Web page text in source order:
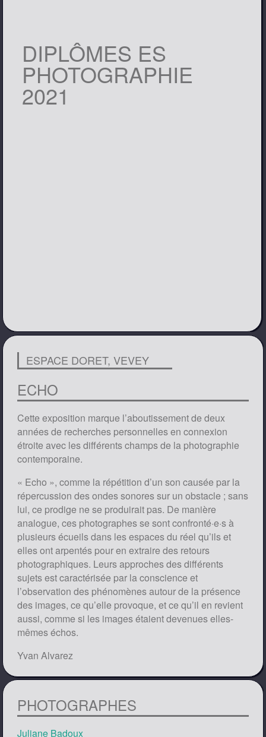
DIPLÔMES ES
PHOTOGRAPHIE
2021
ESPACE DORET, VEVEY
ECHO
Cette exposition marque l’aboutissement de deux
années de recherches personnelles en connexion
étroite avec les différents champs de la photographie
contemporaine.
« Echo », comme la répétition d’un son causée par la
répercussion des ondes sonores sur un obstacle ; sans
lui, ce prodige ne se produirait pas. De manière
analogue, ces photographes se sont confronté·e·s à
plusieurs écueils dans les espaces du réel qu’ils et
elles ont arpentés pour en extraire des retours
photographiques. Leurs approches des différents
sujets est caractérisée par la conscience et
l’observation des phénomènes autour de la présence
des images, ce qu’elle provoque, et ce qu’il en revient
aussi, comme si les images étaient devenues elles-
mêmes échos.
Yvan Alvarez
PHOTOGRAPHES
Juliane Badoux